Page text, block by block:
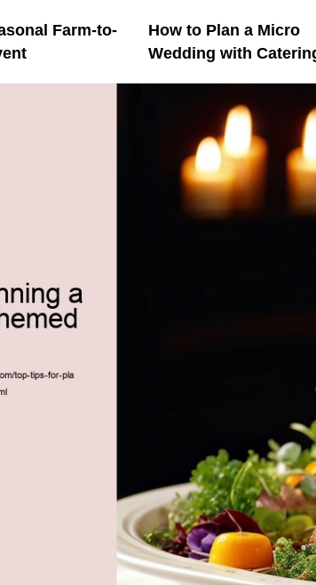
Farm-to-
How to Plan a Micro
Wedding with